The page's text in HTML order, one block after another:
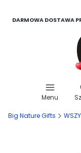
DARMOWA DOSTAWA
Menu
Big Nature Gifts